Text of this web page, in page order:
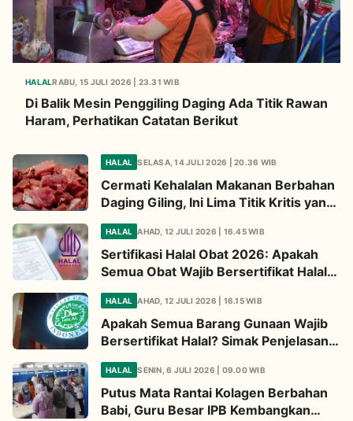
HALALRABU, 15 JULI 2026 | 23.31 WIB
Di Balik Mesin Penggiling Daging Ada Titik Rawan
Haram, Perhatikan Catatan Berikut
HALAL SELASA, 14 JULI 2026 | 20.36 WIB
Cermati Kehalalan Makanan Berbahan
Daging Giling, Ini Lima Titik Kritis yang
HALAL AHAD, 12 JULI 2026 | 16.45 WIB
Sertifikasi Halal Obat 2026: Apakah
Semua Obat Wajib Bersertifikat Halal?
HALAL AHAD, 12 JULI 2026 | 16.15 WIB
Apakah Semua Barang Gunaan Wajib
Bersertifikat Halal? Simak Penjelasan
HALAL SENIN, 6 JULI 2026 | 09.00 WIB
Putus Mata Rantai Kolagen Berbahan
Babi, Guru Besar IPB Kembangkan